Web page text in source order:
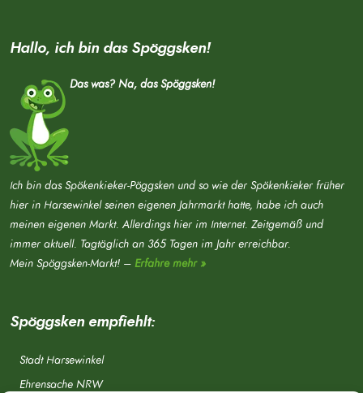
Hallo, ich bin das Spöggsken!
Das was? Na, das Spöggsken!
Ich bin das Spökenkieker-Pöggsken und so wie der Spökenkieker früher
hier in Harsewinkel seinen eigenen Jahrmarkt hatte, habe ich auch
meinen eigenen Markt. Allerdings hier im Internet. Zeitgemäß und
immer aktuell. Tagtäglich an 365 Tagen im Jahr erreichbar.
Mein Spöggsken-Markt! – Erfahre mehr »
Spöggsken empfiehlt:
Stadt Harsewinkel
Ehrensache NRW